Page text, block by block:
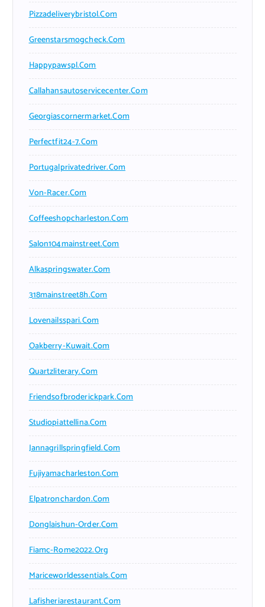
Pizzadeliverybristol.com
Greenstarsmogcheck.com
Happypawspl.com
Callahansautoservicecenter.com
Georgiascornermarket.com
Perfectfit24-7.com
Portugalprivatedriver.com
Von-Racer.com
Coffeeshopcharleston.com
Salon104mainstreet.com
Alkaspringswater.com
318mainstreet8h.com
Lovenailsspari.com
Oakberry-Kuwait.com
Quartzliterary.com
Friendsofbroderickpark.com
Studiopiattellina.com
Jannagrillspringfield.com
Fujiyamacharleston.com
Elpatronchardon.com
Donglaishun-Order.com
Fiamc-Rome2022.org
Mariceworldessentials.com
Lafisheriarestaurant.com